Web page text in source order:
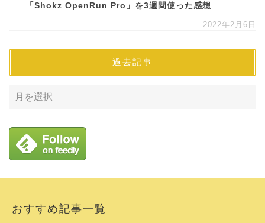
「Shokz OpenRun Pro」を3週間使った感想
2022年2月6日
過去記事
おすすめ記事一覧